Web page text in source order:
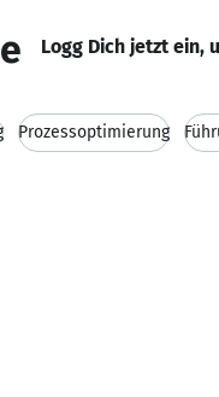
Logg Dich jetzt ein,
Prozessoptimierung